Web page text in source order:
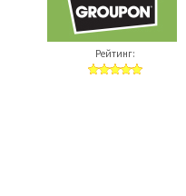
Рейтинг: